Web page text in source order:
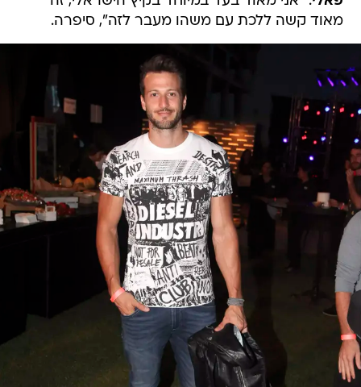
מאוד קשה ללכת עם משהו מעבר לזה", סיפרה.